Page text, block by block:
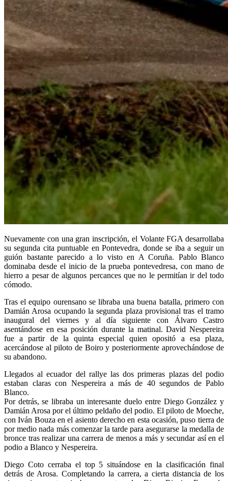
Nuevamente con una gran inscripción, el Volante FGA desarrollaba
su segunda cita puntuable en Pontevedra, donde se iba a seguir un
guión bastante parecido a lo visto en A Coruña. Pablo Blanco
dominaba desde el inicio de la prueba pontevedresa, con mano de
hierro a pesar de algunos percances que no le permitían ir del todo
cómodo.
Tras el equipo ourensano se libraba una buena batalla, primero con
Damián Arosa ocupando la segunda plaza provisional tras el tramo
inaugural del viernes y al día siguiente con Álvaro Castro
asentándose en esa posición durante la matinal. David Nespereira
fue a partir de la quinta especial quien opositó a esa plaza,
acercándose al piloto de Boiro y posteriormente aprovechándose de
su abandono.
Llegados al ecuador del rallye las dos primeras plazas del podio
estaban claras con Nespereira a más de 40 segundos de Pablo
Blanco.
Por detrás, se libraba un interesante duelo entre Diego González y
Damián Arosa por el último peldaño del podio. El piloto de Moeche,
con Iván Bouza en el asiento derecho en esta ocasión, puso tierra de
por medio nada más comenzar la tarde para asegurarse la medalla de
bronce tras realizar una carrera de menos a más y secundar así en el
podio a Blanco y Nespereira.
Diego Coto cerraba el top 5 situándose en la clasificación final
detrás de Arosa. Completando la carrera, a cierta distancia de los